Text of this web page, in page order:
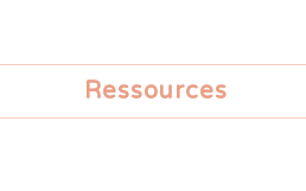
Ressources